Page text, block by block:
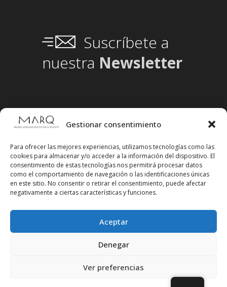
Gestionar consentimiento
Para ofrecer las mejores experiencias, utilizamos tecnologías como las
cookies para almacenar y/o acceder a la información del dispositivo. El
consentimiento de estas tecnologías nos permitirá procesar datos
como el comportamiento de navegación o las identificaciones únicas
en este sitio. No consentir o retirar el consentimiento, puede afectar
negativamente a ciertas características y funciones.
Aceptar
Denegar
Ver preferencias
Suscríbete a
nuestra Newsletter
Síguenos en redes sociales